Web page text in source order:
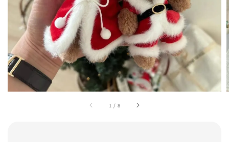
1 / 8